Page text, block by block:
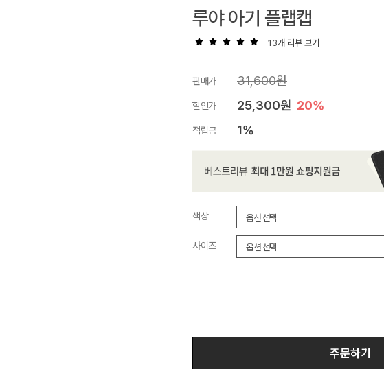
루야 아기 플랩캡
13개 리뷰 보기
판매가 31,600원
할인가 25,300원 20%
적립금 1%
색상
사이즈
주문하기